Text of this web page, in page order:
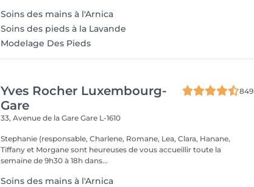
Soins des mains à l'Arnica
Soins des pieds à la Lavande
Modelage Des Pieds
Yves Rocher Luxembourg-
Gare
849
33, Avenue de la GareGare L-1610
Stephanie (responsable, Charlene, Romane, Lea, Clara, Hanane,
Tiffany et Morgane sont heureuses de vous accueillir toute la
semaine de 9h30 à 18h dans...
Soins des mains à l'Arnica